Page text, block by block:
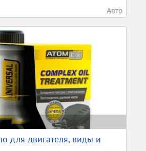
Авто
для двигателя, виды и